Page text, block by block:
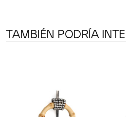
TAMBIÉN PODRÍA